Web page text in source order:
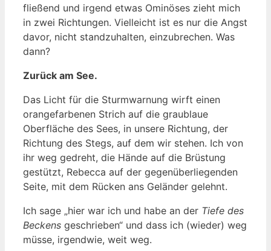
fließend und irgend etwas Ominöses zieht mich
in zwei Richtungen. Vielleicht ist es nur die Angst
davor, nicht standzuhalten, einzubrechen. Was
dann?
Zurück am See.
Das Licht für die Sturmwarnung wirft einen
orangefarbenen Strich auf die graublaue
Oberfläche des Sees, in unsere Richtung, der
Richtung des Stegs, auf dem wir stehen. Ich von
ihr weg gedreht, die Hände auf die Brüstung
gestützt, Rebecca auf der gegenüberliegenden
Seite, mit dem Rücken ans Geländer gelehnt.
Ich sage „hier war ich und habe an der Tiefe des
Beckens geschrieben“ und dass ich (wieder) weg
müsse, irgendwie, weit weg.